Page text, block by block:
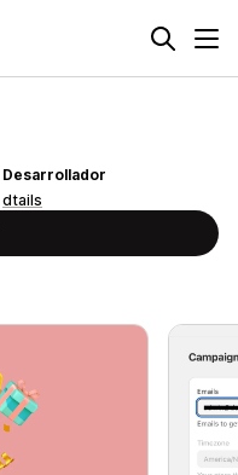
Desarrollador
dtails